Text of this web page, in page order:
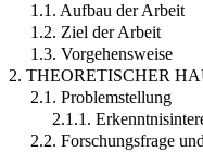
1.1. Aufbau der Arbeit
1.2. Ziel der Arbeit
1.3. Vorgehensweise
2. THEORETISCHER
2.1. Problemstellung
2.1.1.
2.2. Forschungsfrage